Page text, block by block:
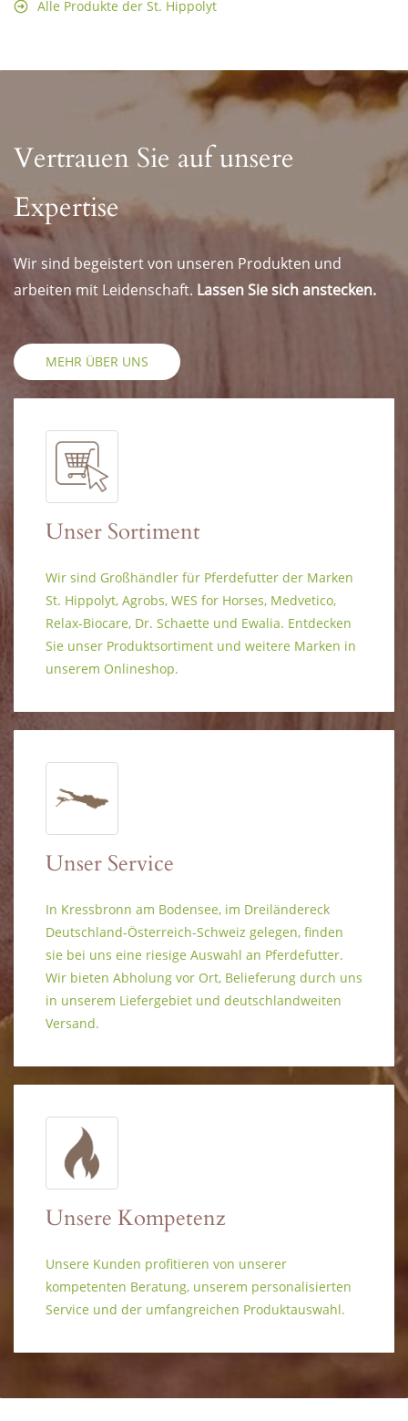
Alle Produkte der St. Hippolyt
Vertrauen Sie auf unsere
Expertise
Wir sind begeistert von unseren Produkten und
arbeiten mit Leidenschaft. Lassen Sie sich anstecken.
MEHR ÜBER UNS
Unser Sortiment
Wir sind Großhändler für Pferdefutter der Marken
St. Hippolyt, Agrobs, WES for Horses, Medvetico,
Relax-Biocare, Dr. Schaette und Ewalia. Entdecken
Sie unser Produktsortiment und weitere Marken in
unserem Onlineshop.
Unser Service
In Kressbronn am Bodensee, im Dreiländereck
Deutschland-Österreich-Schweiz gelegen, finden
sie bei uns eine riesige Auswahl an Pferdefutter.
Wir bieten Abholung vor Ort, Belieferung durch uns
in unserem Liefergebiet und deutschlandweiten
Versand.
Unsere Kompetenz
Unsere Kunden profitieren von unserer
kompetenten Beratung, unserem personalisierten
Service und der umfangreichen Produktauswahl.